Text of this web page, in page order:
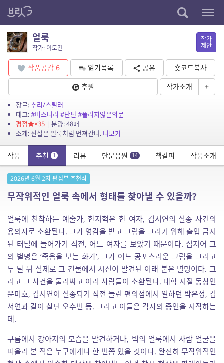
얼룩
작가: 이도건
작가
제안
작품공감 6 읽기목록 공유
숏코드복사
후원
작가소개 +
장르:추리/스릴러
태그:#미스터리 #단편 #풀리지않은의문
평점
×35| 분량: 48매
소개: 진실은 얼룩처럼 번져간다. 더보기
작품 추천 1 리뷰 단문응원 14 책갈피 작품소개
2026년 6월 2차 편집부 추천작
무작위적인 얼룩 속에서 형태를 찾아낼 수 있을까?
얼룩에 천착하는 예술가, 한지혁은 한 여자, 김서연의 실종 사건의
용의자로 소환된다. 그가 영감을 받고 그림을 그리기 위헤 출입 금지
된 터널에 들어가기 직전, 어느 여자를 보았기 때문이다. 심지어 그
의 별명은 ‘죽음을 보는 화가’, 그가 어느 공포스러운 그림을 그리고
두 달 뒤 실제로 그 건물에서 시신이 발견된 이래 붙은 별명이다. 그
리고 그 사건을 둘러싸고 여러 사람들이 소환된다. 대학 시절 동창인
윤미호, 김서연이 실종되기 직전 들린 편의점에서 일하던 박은정, 김
서연과 같이 살던 오수빈 등. 그리고 이들은 각자의 증언을 시작하는
데.
구름에서 강아지의 모습을 발견하거나, 벽의 얼룩에서 사람 얼굴을
떠올려 본 적은 누구에게나 한 번쯤 있을 것이다. 완전히 무작위적인